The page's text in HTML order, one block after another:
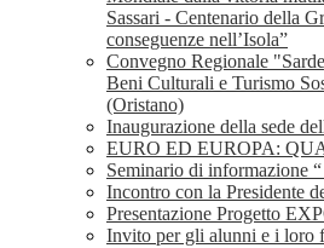
Sassari - Centenario della
conseguenze nell’Isola”
Convegno Regionale
Beni Culturali e Turismo
(Oristano)
Inaugurazione della sede
EURO ED EUROPA:
Seminario di informazione
Incontro con la Presidente
Presentazione Progetto
Invito per gli alunni e i loro